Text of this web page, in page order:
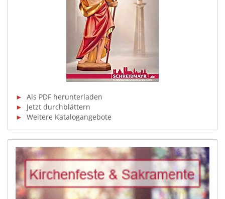
► Als PDF herunterladen
►
Jetzt durchblättern
► Weitere Katalogangebote